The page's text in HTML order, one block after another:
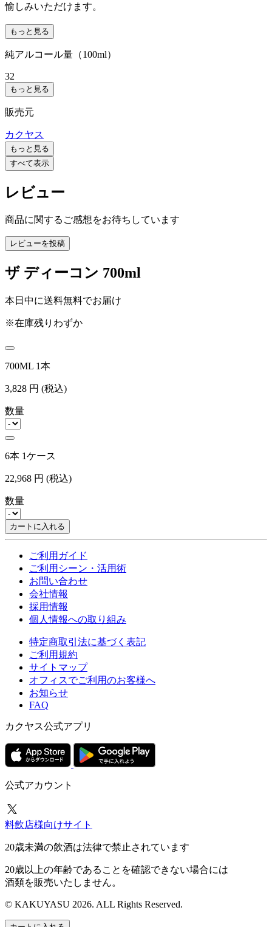
愉しみいただけます。
もっと見る
純アルコール量（100ml）
32
もっと見る
販売元
カクヤス
もっと見る
すべて表示
レビュー
商品に関するご感想をお待ちしています
レビューを投稿
ザ ディーコン 700ml
本日中に送料無料でお届け
※在庫残りわずか
700ML 1本
3,828 円 (税込)
数量
6本 1ケース
22,968 円 (税込)
数量
カートに入れる
ご利用ガイド
ご利用シーン・活用術
お問い合わせ
会社情報
採用情報
個人情報への取り組み
特定商取引法に基づく表記
ご利用規約
サイトマップ
オフィスでご利用のお客様へ
お知らせ
FAQ
カクヤス公式アプリ
公式アカウント
料飲店様向けサイト
20歳未満の飲酒は法律で禁止されています
20歳以上の年齢であることを確認できない場合には
酒類を販売いたしません。
© KAKUYASU 2026. ALL Rights Reserved.